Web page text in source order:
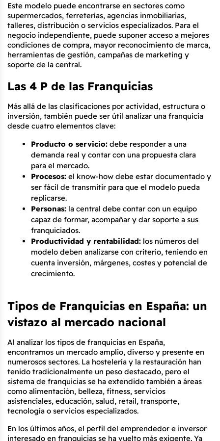
Este modelo puede encontrarse en sectores como
supermercados, ferreterías, agencias inmobiliarias,
talleres, distribución o servicios especializados. Para el
negocio independiente, puede suponer acceso a mejores
condiciones de compra, mayor reconocimiento de marca,
herramientas de gestión, campañas de marketing y
soporte de la central.
Las 4 P de las Franquicias
Más allá de las clasificaciones por actividad, estructura o
inversión, también puede ser útil analizar una franquicia
desde cuatro elementos clave:
Producto o servicio: debe responder a una
demanda real y contar con una propuesta clara
para el mercado.
Procesos: el know-how debe estar documentado y
ser fácil de transmitir para que el modelo pueda
replicarse.
Personas: la central debe contar con un equipo
capaz de formar, acompañar y dar soporte a sus
franquiciados.
Productividad y rentabilidad: los números del
modelo deben analizarse con criterio, teniendo en
cuenta inversión, márgenes, costes y potencial de
crecimiento.
Tipos de Franquicias en España: un
vistazo al mercado nacional
Al analizar los tipos de franquicias en España,
encontramos un mercado amplio, diverso y presente en
numerosos sectores. La hostelería y la restauración han
tenido tradicionalmente un peso destacado, pero el
sistema de franquicias se ha extendido también a áreas
como alimentación, belleza, fitness, servicios
asistenciales, educación, salud, retail, transporte,
tecnología o servicios especializados.
En los últimos años, el perfil del emprendedor e inversor
interesado en franquicias se ha vuelto más exigente. Ya